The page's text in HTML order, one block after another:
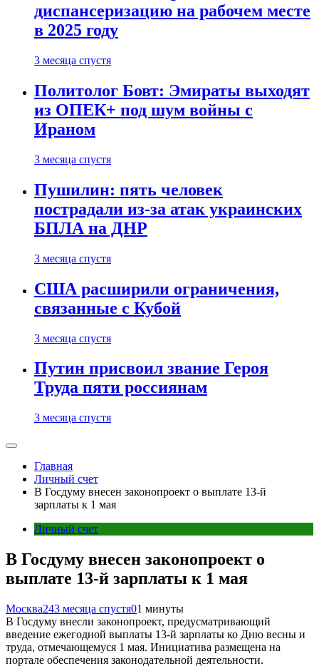
диспансеризацию на рабочем месте
в 2025 году
3 месяца спустя
Политолог Бовт: Эмираты выходят
из ОПЕК+ под шум войны с
Ираном
3 месяца спустя
Пушилин: пять человек
пострадали из-за атак украинских
БПЛА на ДНР
3 месяца спустя
США расширили ограничения,
связанные с Кубой
3 месяца спустя
Путин присвоил звание Героя
Труда пяти россиянам
3 месяца спустя
Главная
Личный счет
В Госдуму внесен законопроект о выплате 13-й
зарплаты к 1 мая
Личный счет
В Госдуму внесен законопроект о
выплате 13-й зарплаты к 1 мая
Москва243 месяца спустя01 минуты
В Госдуму внесли законопроект, предусматривающий
введение ежегодной выплаты 13-й зарплаты ко Дню весны и
труда, отмечающемуся 1 мая. Инициатива размещена на
портале обеспечения законодательной деятельности.